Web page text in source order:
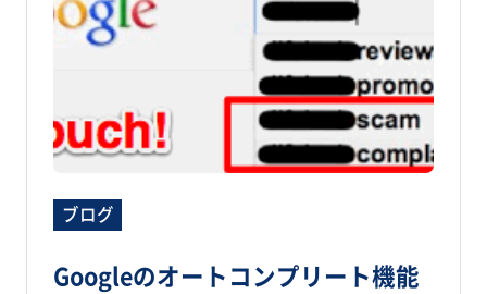
ブログ
Googleのオートコンプリート機能